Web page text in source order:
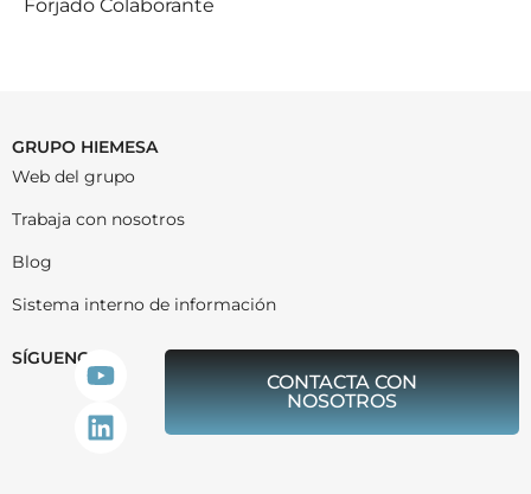
Forjado Colaborante
GRUPO HIEMESA
Web del grupo
Trabaja con nosotros
Blog
Sistema interno de información
SÍGUENOS
CONTACTA CON
NOSOTROS